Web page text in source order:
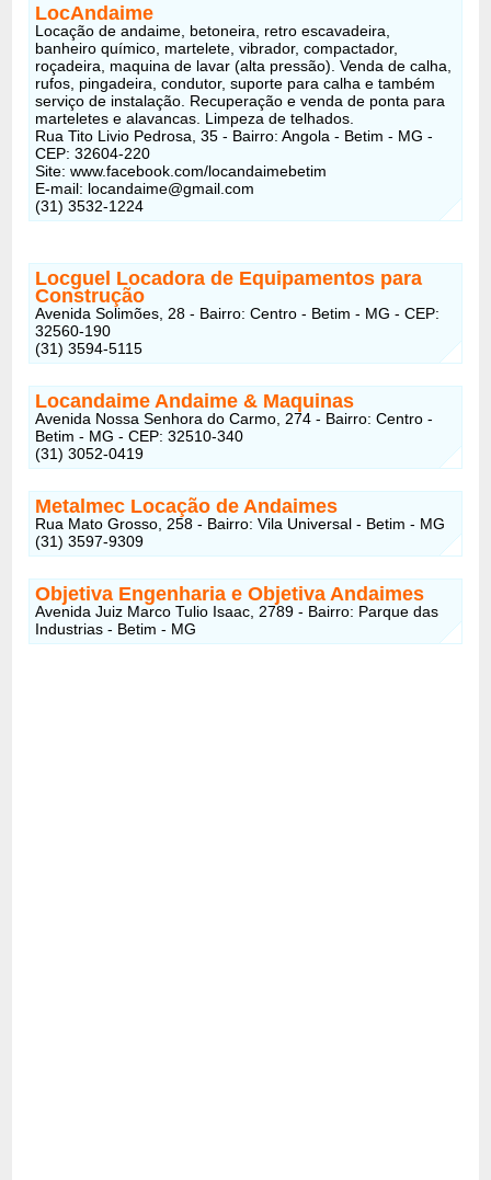
LocAndaime
Locação de andaime, betoneira, retro escavadeira,
banheiro químico, martelete, vibrador, compactador,
roçadeira, maquina de lavar (alta pressão). Venda de calha,
rufos, pingadeira, condutor, suporte para calha e também
serviço de instalação. Recuperação e venda de ponta para
marteletes e alavancas. Limpeza de telhados.
Rua Tito Livio Pedrosa, 35 - Bairro: Angola - Betim - MG -
CEP: 32604-220
Site: www.facebook.com/locandaimebetim
E-mail: locandaime@gmail.com
(31) 3532-1224
Locguel Locadora de Equipamentos para
Construção
Avenida Solimões, 28 - Bairro: Centro - Betim - MG - CEP:
32560-190
(31) 3594-5115
Locandaime Andaime & Maquinas
Avenida Nossa Senhora do Carmo, 274 - Bairro: Centro -
Betim - MG - CEP: 32510-340
(31) 3052-0419
Metalmec Locação de Andaimes
Rua Mato Grosso, 258 - Bairro: Vila Universal - Betim - MG
(31) 3597-9309
Objetiva Engenharia e Objetiva Andaimes
Avenida Juiz Marco Tulio Isaac, 2789 - Bairro: Parque das
Industrias - Betim - MG